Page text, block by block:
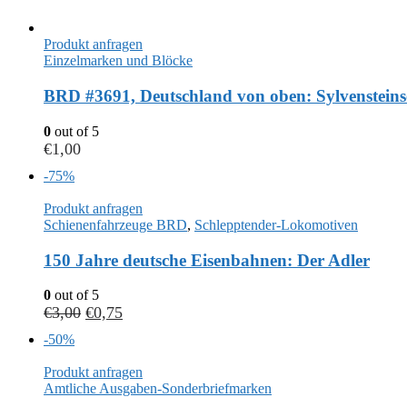
Produkt anfragen
Einzelmarken und Blöcke
BRD #3691, Deutschland von oben:
0 out of 5
€1,00
-75%
Produkt anfragen
Schienenfahrzeuge BRD, Schlepptender-Lokomotiven
150 Jahre deutsche Eisenbahnen: Der Adler
0 out of 5
€3,00 €0,75
-50%
Produkt anfragen
Amtliche Ausgaben-Sonderbriefmarken